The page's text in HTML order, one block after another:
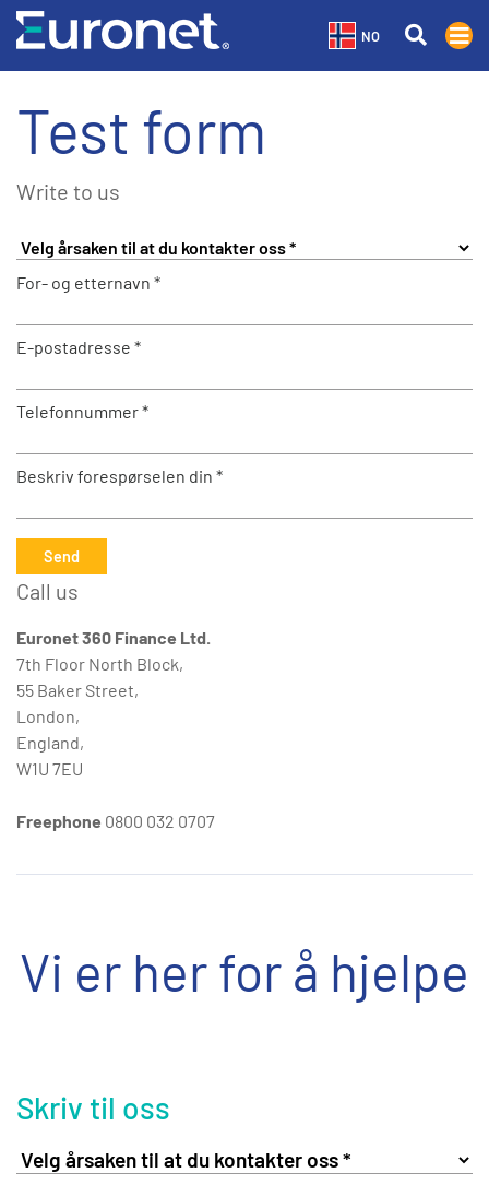
NO
Test form
Write to us
For- og etternavn *
E-postadresse *
Telefonnummer *
Beskriv forespørselen din *
Send
Call us
Euronet 360 Finance Ltd.
7th Floor North Block,
55 Baker Street,
London,
England,
W1U 7EU
Freephone 0800 032 0707
Vi er her for å hjelpe
Skriv til oss